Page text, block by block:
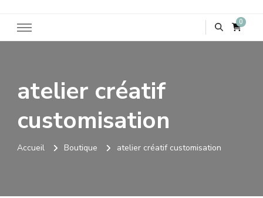
0
atelier créatif
customisation
Accueil Boutique atelier créatif customisation